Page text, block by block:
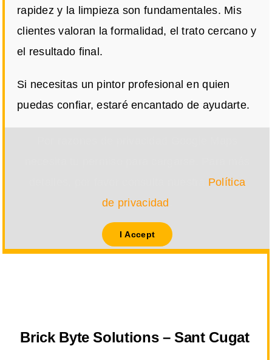
rapidez y la limpieza son fundamentales. Mis
clientes valoran la formalidad, el trato cercano y
el resultado final.
Si necesitas un pintor profesional en quien
puedas confiar, estaré encantado de ayudarte.
Política
de privacidad
I Accept
Brick Byte Solutions – Sant Cugat